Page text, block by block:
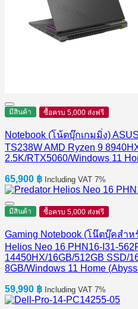
มีสินค้า ซื้อครบ 5,000 ส่งฟรี
Notebook (โน้ตบุ๊กเกมมิ่ง)
TS238W AMD Ryzen 9
2.5K/RTX5060/Windows 11
65,900 ฿ Including VAT 7%
มีสินค้า ซื้อครบ 5,000 ส่งฟรี
Gaming Notebook (โน๊ตบุ๊คสำห
Helios Neo 16 PHN16-I31-
14450HX/16GB/512GB SSD/
8GB/Windows 11 Home
59,990 ฿ Including VAT 7%